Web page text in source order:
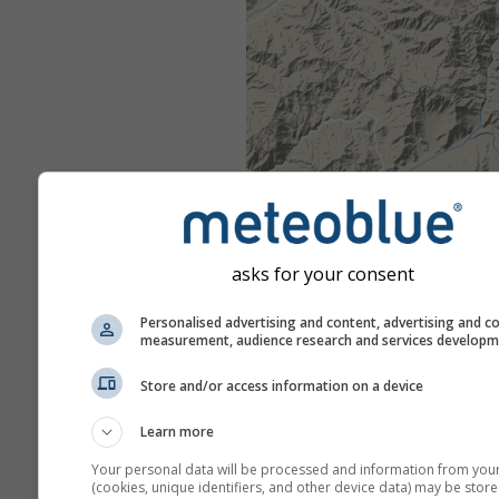
asks for your consent
Personalised advertising and content, advertising and
measurement, audience research and services
Store and/or access information on a device
Learn more
Your personal data will be processed and information from
(cookies, unique identifiers, and other device data) may be